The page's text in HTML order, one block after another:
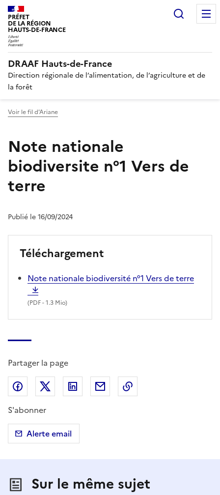
PRÉFET
DE LA RÉGION
HAUTS-DE-FRANCE
DRAAF Hauts-de-France
Direction régionale de l’alimentation, de l’agriculture et de
la forêt
Voir le fil d'Ariane
Note nationale
biodiversite n°1 Vers de
terre
Publié le 16/09/2024
Téléchargement
Note nationale biodiversité n°1 Vers de terre
(PDF- 1.3 Mio)
Partager la page
Partager sur Facebook
Partager sur X (anciennement Twitter)
Partager sur LinkedIn
Partager par email
S'abonner
Alerte email
Sur le même sujet